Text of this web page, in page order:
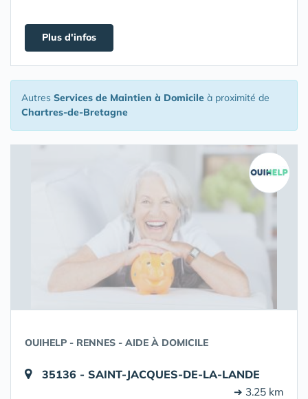
Plus d'infos
Autres Services de Maintien à Domicile à proximité de
Chartres-de-Bretagne
OUIHELP - RENNES - AIDE À DOMICILE
35136 - SAINT-JACQUES-DE-LA-LANDE
➔ 3.25 km